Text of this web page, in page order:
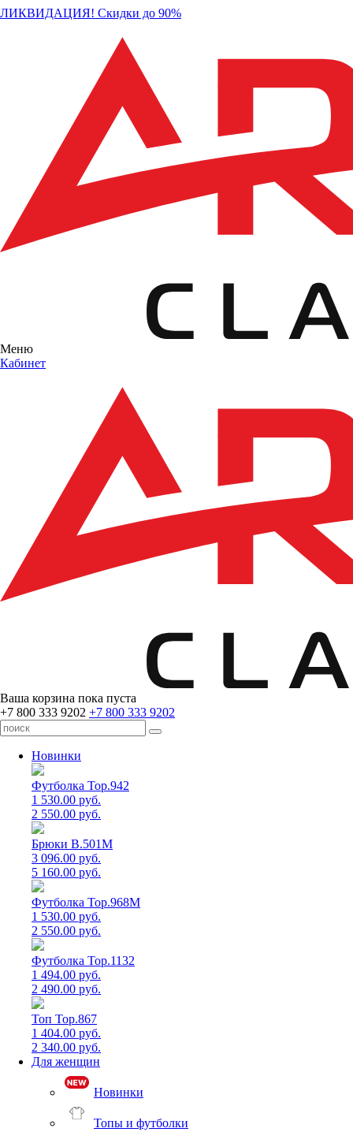
ЛИКВИДАЦИЯ! Скидки до 90%
Меню
Кабинет
Ваша корзина пока пуста
+7 800 333 9202 +7 800 333 9202
Новинки
Футболка Top.942
1 530.00 руб.
2 550.00 руб.
Брюки B.501M
3 096.00 руб.
5 160.00 руб.
Футболка Top.968M
1 530.00 руб.
2 550.00 руб.
Футболка Top.1132
1 494.00 руб.
2 490.00 руб.
Топ Top.867
1 404.00 руб.
2 340.00 руб.
Для женщин
Новинки
Топы и футболки